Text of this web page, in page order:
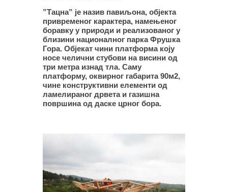
”Тацна” је назив павиљона, објекта
привременог карактера, намењеног
боравку у природи и реализованог у
близини националног парка Фрушка
Гора. Објекат чини платформа коју
носе челични стубови на висини од
три метра изнад тла. Саму
платформу, оквирног габарита 90м2,
чине конструктивни елементи од
ламелираног дрвета и газишна
површина од даске црног бора.